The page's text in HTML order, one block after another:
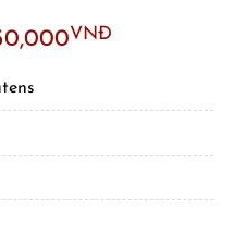
VNĐCurrent